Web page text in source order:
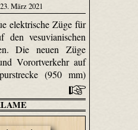
März 2021
elektrische Züge für
den vesuvianischen
Die neuen Züge
Vorortverkehr auf
(950 mm)